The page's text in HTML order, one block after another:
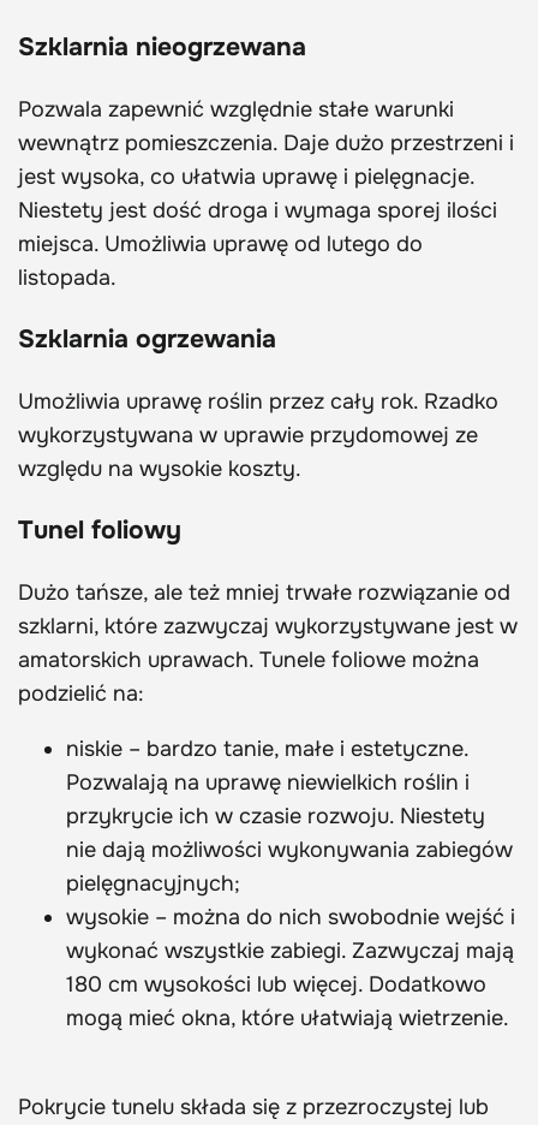
Szklarnia nieogrzewana
Pozwala zapewnić względnie stałe warunki
wewnątrz pomieszczenia. Daje dużo przestrzeni i
jest wysoka, co ułatwia uprawę i pielęgnacje.
Niestety jest dość droga i wymaga sporej ilości
miejsca. Umożliwia uprawę od lutego do
listopada.
Szklarnia ogrzewania
Umożliwia uprawę roślin przez cały rok. Rzadko
wykorzystywana w uprawie przydomowej ze
względu na wysokie koszty.
Tunel foliowy
Dużo tańsze, ale też mniej trwałe rozwiązanie od
szklarni, które zazwyczaj wykorzystywane jest w
amatorskich uprawach. Tunele foliowe można
podzielić na:
niskie – bardzo tanie, małe i estetyczne.
Pozwalają na uprawę niewielkich roślin i
przykrycie ich w czasie rozwoju. Niestety
nie dają możliwości wykonywania zabiegów
pielęgnacyjnych;
wysokie – można do nich swobodnie wejść i
wykonać wszystkie zabiegi. Zazwyczaj mają
180 cm wysokości lub więcej. Dodatkowo
mogą mieć okna, które ułatwiają wietrzenie.
Pokrycie tunelu składa się z przezroczystej lub